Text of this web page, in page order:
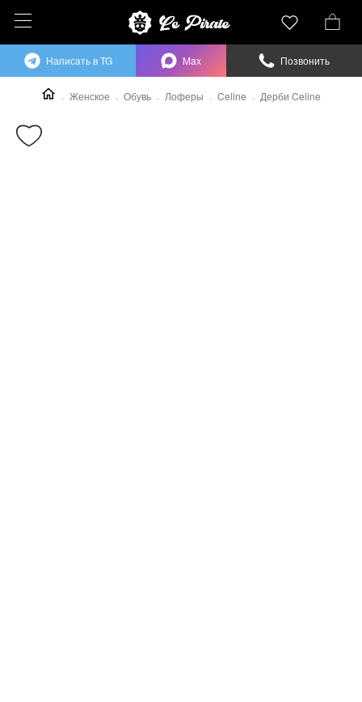
Женское Обувь Лоферы Celine Дерби Celine
Написать в TG Max Позвонить